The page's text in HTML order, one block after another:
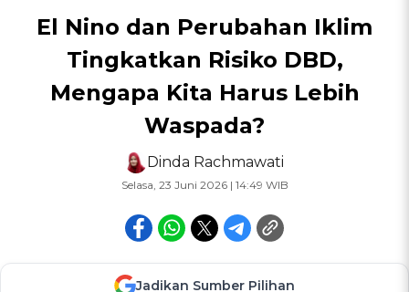
El Nino dan Perubahan Iklim
Tingkatkan Risiko DBD,
Mengapa Kita Harus Lebih
Waspada?
Dinda Rachmawati
Selasa, 23 Juni 2026 | 14:49 WIB
Jadikan Sumber Pilihan